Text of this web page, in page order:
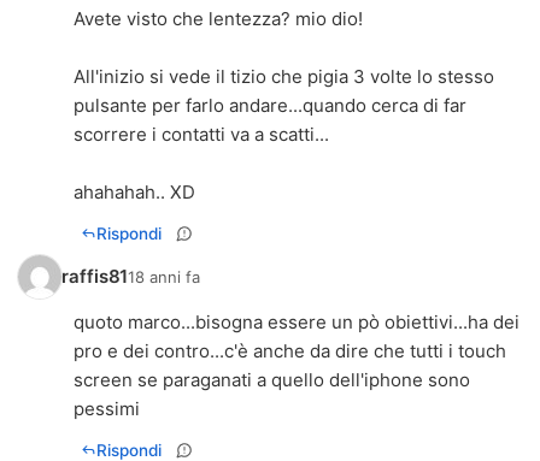
Avete visto che lentezza? mio dio!
All'inizio si vede il tizio che pigia 3 volte lo stesso
pulsante per farlo andare...quando cerca di far
scorrere i contatti va a scatti...
ahahahah.. XD
Rispondi
raffis8118 anni fa
quoto marco...bisogna essere un pò obiettivi...ha dei
pro e dei contro...c'è anche da dire che tutti i touch
screen se paraganati a quello dell'iphone sono
pessimi
Rispondi